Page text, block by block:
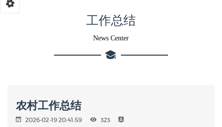
工作总结
News Center
农村工作总结
2026-02-19 20:41:59 323